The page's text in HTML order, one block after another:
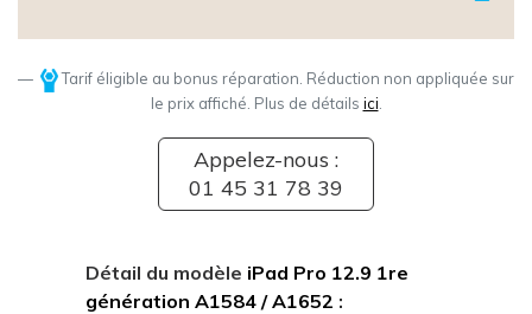
Tarif éligible au bonus réparation. Réduction non appliquée sur
le prix affiché. Plus de détails ici
Appelez-nous :
01 45 31 78 39
Détail du modèle iPad Pro 12.9 1re
génération A1584 / A1652 :